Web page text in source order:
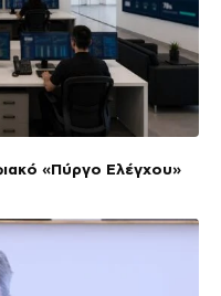
«Πύργο Ελέγχου»